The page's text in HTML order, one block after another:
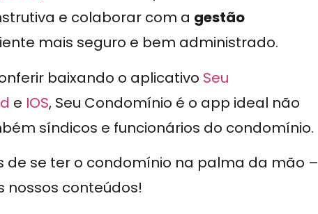
e colaborar com a gestão
mais seguro e bem administrado.
baixando o aplicativo Seu
e IOS, Seu Condomínio é o app ideal não
síndicos e funcionários do condomínio.
de se ter o condomínio na palma da mão –
nossos conteúdos!